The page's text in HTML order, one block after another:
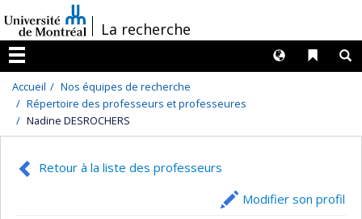
au
contenu
/La recherche
Menu
Liens
Langues
Accueil
Nos équipes de recherche
Répertoire des professeurs et professeures
Nadine DESROCHERS
Retour à la liste des professeurs
Modifier son profil